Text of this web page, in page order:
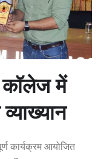
कॉलेज में
कार्यक्रम आयोजित